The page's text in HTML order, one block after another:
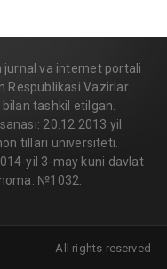
jurnal va internet portali
Respublikasi Vazirlar
tashkil etilgan.
20.12.2013 yil.
tillari universiteti.
yil 3-may kuni davlat
№1032.
All rights reserved